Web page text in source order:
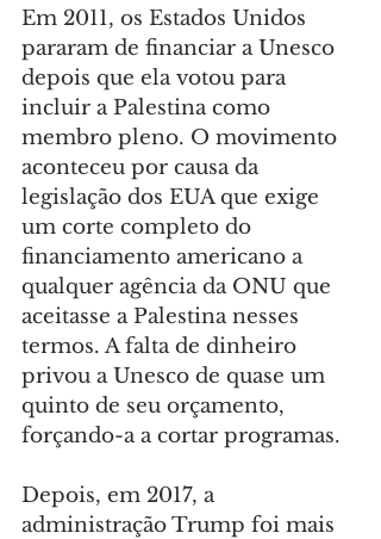
Em 2011, os Estados Unidos
pararam de financiar a Unesco
depois que ela votou para
incluir a Palestina como
membro pleno. O movimento
aconteceu por causa da
legislação dos EUA que exige
um corte completo do
financiamento americano a
qualquer agência da ONU que
aceitasse a Palestina nesses
termos. A falta de dinheiro
privou a Unesco de quase um
quinto de seu orçamento,
forçando-a a cortar programas.
Depois, em 2017, a
administração Trump foi mais